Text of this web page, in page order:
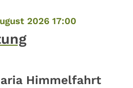
2026 17:00
Himmelfahrt